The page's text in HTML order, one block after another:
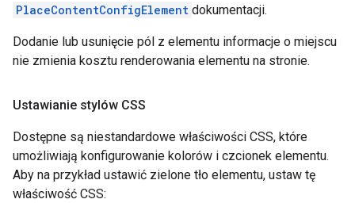
PlaceContentConfigElement dokumentacji.
Dodanie lub usunięcie pól z elementu informacje o miejscu
nie zmienia kosztu renderowania elementu na stronie.
Ustawianie stylów CSS
Dostępne są niestandardowe właściwości CSS, które
umożliwiają konfigurowanie kolorów i czcionek elementu.
Aby na przykład ustawić zielone tło elementu, ustaw tę
właściwość CSS: